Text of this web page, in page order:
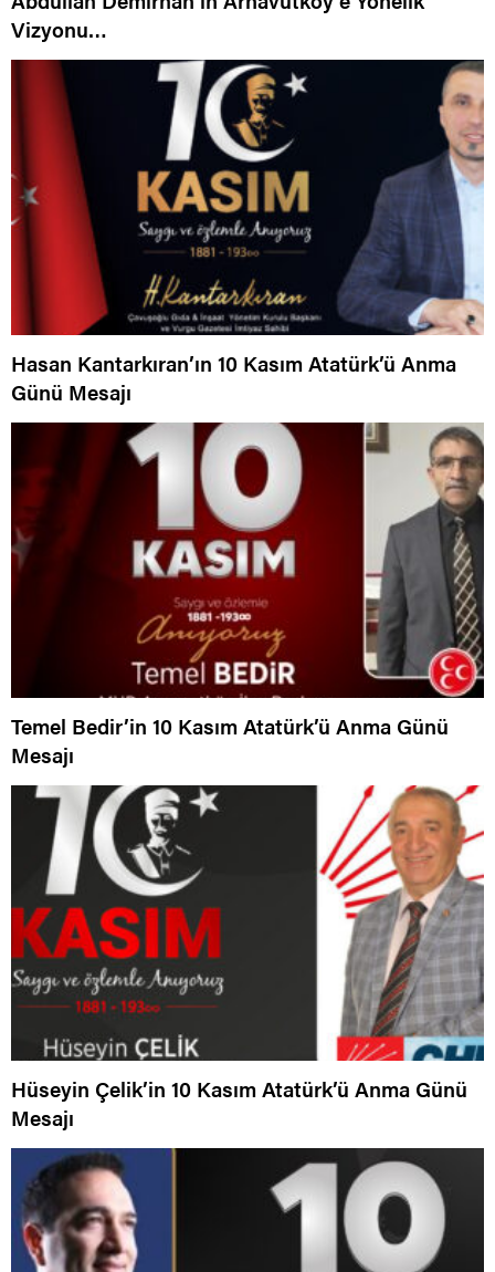
Vizyonu…
Hasan Kantarkıran’ın 10 Kasım Atatürk’ü Anma
Günü Mesajı
Temel Bedir’in 10 Kasım Atatürk’ü Anma Günü
Mesajı
Hüseyin Çelik’in 10 Kasım Atatürk’ü Anma Günü
Mesajı